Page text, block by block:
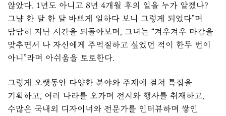
않았다. 1년도 아니고 8년 4개월 후의 일을 누가 알겠나?
그냥 한 달 한 달 바쁘게 일하다 보니 그렇게 되었다”며
담담히 지난 시간을 되돌아보며, 그녀는 “겨우겨우 마감을
맞추면서 나 자신에게 주먹질하고 싶었던 적이 한두 번이
아니”라며 아쉬움을 토로한다.
그렇게 오랫동안 다양한 분야와 주제에 걸쳐 특집을
기획하고, 여러 나라를 오가며 전시와 행사를 취재하고,
수많은 국내외 디자이너와 전문가를 인터뷰하며 쌓인